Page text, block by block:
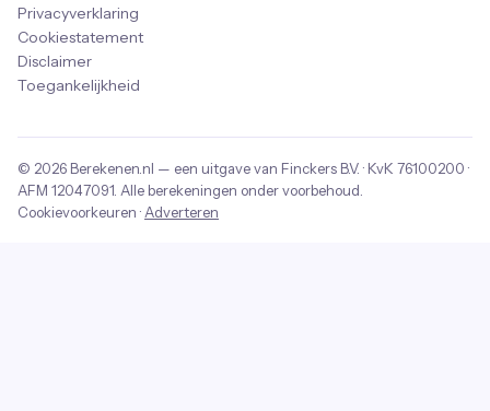
Privacyverklaring
Cookiestatement
Disclaimer
Toegankelijkheid
© 2026 Berekenen.nl — een uitgave van Finckers B.V. · KvK 76100200 ·
AFM 12047091 . Alle berekeningen onder voorbehoud.
Cookievoorkeuren · Adverteren